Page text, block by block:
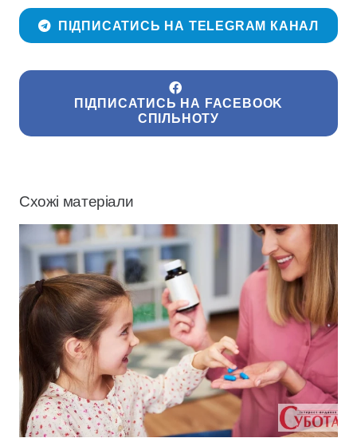
ПІДПИСАТИСЬ НА TELEGRAM КАНАЛ
ПІДПИСАТИСЬ НА FACEBOOK
СПІЛЬНОТУ
Схожі матеріали